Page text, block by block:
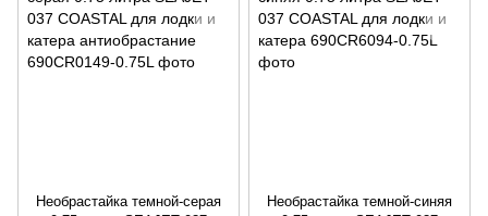
Необрастайка темной-серая
Необрастайка темной-синяя